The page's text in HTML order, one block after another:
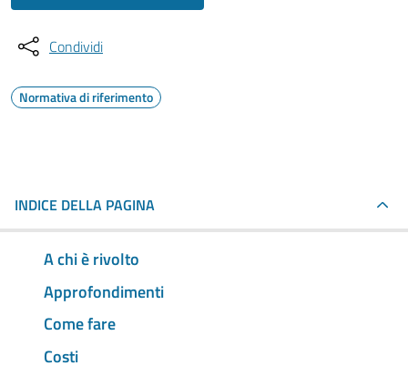
Condividi
Normativa di riferimento
INDICE DELLA PAGINA
A chi è rivolto
Approfondimenti
Come fare
Costi